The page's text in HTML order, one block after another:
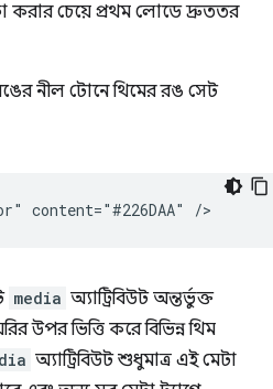
করার চেয়ে প্রথম লোডে দ্রুততর
নীল টোনে থিমের রঙ সেট
media অ্যাট্রিবিউট অন্তর্ভুক্ত
উপর ভিত্তি করে বিভিন্ন থিম
অ্যাট্রিবিউট শুধুমাত্র এই মেটা